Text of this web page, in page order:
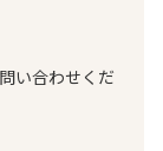
い合わせくだ